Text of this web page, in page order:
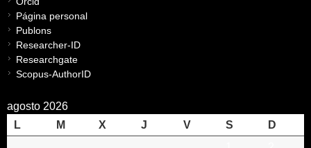
Página personal
Publons
Researcher-ID
Researchgate
Scopus-AuthorID
agosto 2026
L
M X J V S
D